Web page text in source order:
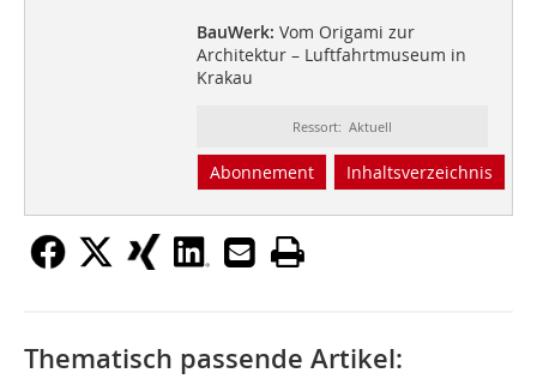
BauWerk: Vom Origami zur
Architektur – Luftfahrtmuseum in
Krakau
Ressort: Aktuell
Abonnement Inhaltsverzeichnis
Thematisch passende Artikel: